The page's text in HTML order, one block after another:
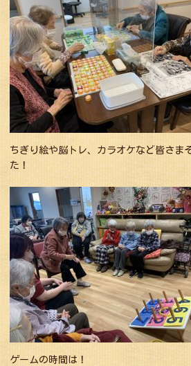
ちぎり絵や脳トレ、カラオケなど皆さま
た！
ゲームの時間は！